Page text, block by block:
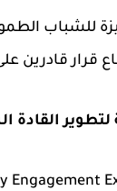
للشباب
قادرين على
Engagement